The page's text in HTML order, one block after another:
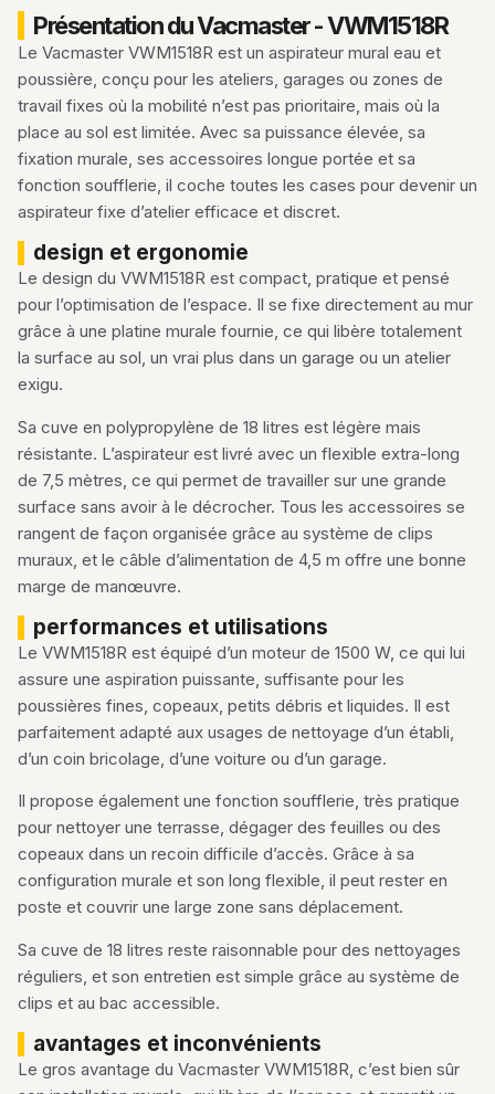
Présentation du Vacmaster - VWM1518R
Le Vacmaster VWM1518R est un aspirateur mural eau et
poussière, conçu pour les ateliers, garages ou zones de
travail fixes où la mobilité n’est pas prioritaire, mais où la
place au sol est limitée. Avec sa puissance élevée, sa
fixation murale, ses accessoires longue portée et sa
fonction soufflerie, il coche toutes les cases pour devenir un
aspirateur fixe d’atelier efficace et discret.
design et ergonomie
Le design du VWM1518R est compact, pratique et pensé
pour l’optimisation de l’espace. Il se fixe directement au mur
grâce à une platine murale fournie, ce qui libère totalement
la surface au sol, un vrai plus dans un garage ou un atelier
exigu.
Sa cuve en polypropylène de 18 litres est légère mais
résistante. L’aspirateur est livré avec un flexible extra-long
de 7,5 mètres, ce qui permet de travailler sur une grande
surface sans avoir à le décrocher. Tous les accessoires se
rangent de façon organisée grâce au système de clips
muraux, et le câble d’alimentation de 4,5 m offre une bonne
marge de manœuvre.
performances et utilisations
Le VWM1518R est équipé d’un moteur de 1500 W, ce qui lui
assure une aspiration puissante, suffisante pour les
poussières fines, copeaux, petits débris et liquides. Il est
parfaitement adapté aux usages de nettoyage d’un établi,
d’un coin bricolage, d’une voiture ou d’un garage.
Il propose également une fonction soufflerie, très pratique
pour nettoyer une terrasse, dégager des feuilles ou des
copeaux dans un recoin difficile d’accès. Grâce à sa
configuration murale et son long flexible, il peut rester en
poste et couvrir une large zone sans déplacement.
Sa cuve de 18 litres reste raisonnable pour des nettoyages
réguliers, et son entretien est simple grâce au système de
clips et au bac accessible.
avantages et inconvénients
Le gros avantage du Vacmaster VWM1518R, c’est bien sûr